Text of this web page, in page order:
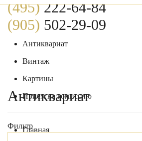
(495)222-64-84
(905) 502-29-09
Антиквариат
Винтаж
Картины
Прием на комиссию
Главная
Антиквариат
Фильтр